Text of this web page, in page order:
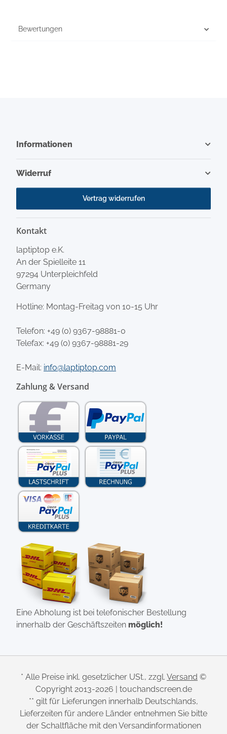
Bewertungen
Informationen
Widerruf
Vertrag widerrufen
Kontakt
laptiptop e.K.
An der Spielleite 11
97294 Unterpleichfeld
Germany
Hotline: Montag-Freitag von 10-15 Uhr
Telefon: +49 (0) 9367-98881-0
Telefax: +49 (0) 9367-98881-29
E-Mail: info@laptiptop.com
Zahlung & Versand
Eine Abholung ist bei telefonischer Bestellung
innerhalb der Geschäftszeiten möglich!
* Alle Preise inkl. gesetzlicher USt., zzgl. Versand ©
Copyright 2013-2026 | touchandscreen.de
** gilt für Lieferungen innerhalb Deutschlands,
Lieferzeiten für andere Länder entnehmen Sie bitte
der Schaltfläche mit den Versandinformationen